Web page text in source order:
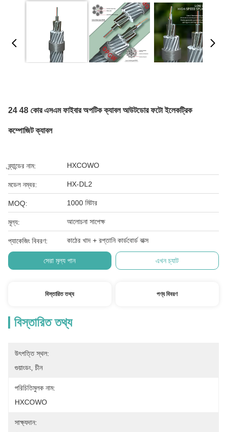
24 48 কোর এসএম ফাইবার অপটিক ক্যাবল আউটডোর ফটো ইলেকট্রিক
কম্পোজিট ক্যাবল
ব্র্যান্ডের নাম: HXCOWO
মডেল নম্বর: HX-DL2
MOQ: 1000 মিটার
মূল্য: আলোচনা সাপেক্ষ
প্যাকেজিং বিবরণ: কাঠের খাদ + রপ্তানি কার্ডবোর্ড বাক্স
সেরা মূল্য পান এখন চ্যাট
বিস্তারিত তথ্য পণ্য বিবরণ
বিস্তারিত তথ্য
উৎপত্তি স্থল:
গুয়াংডং, চীন
পরিচিতিমুলক নাম:
HXCOWO
সাক্ষ্যদান: